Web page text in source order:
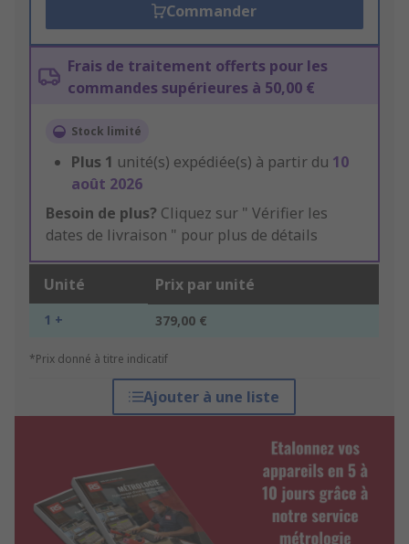
Commander
Frais de traitement offerts pour les
commandes supérieures à 50,00 €
Stock limité
Plus 1 unité(s) expédiée(s) à partir du 10
août 2026
Besoin de plus? Cliquez sur " Vérifier les
dates de livraison " pour plus de détails
Unité Prix par unité
1 + 379,00 €
*Prix donné à titre indicatif
Ajouter à une liste